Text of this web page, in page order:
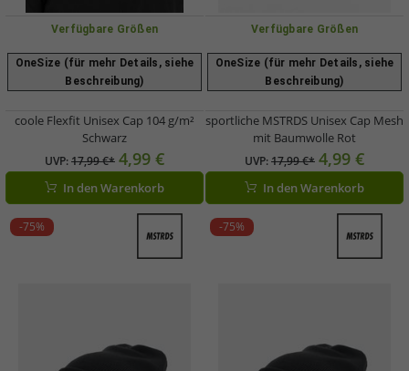
Verfügbare Größen
OneSize (für mehr Details, siehe
Beschreibung)
coole Flexfit Unisex Cap 104 g/m²
Schwarz
UVP:17,99 €* 4,99 €
In den Warenkorb
Verfügbare Größen
OneSize (für mehr Details, siehe
Beschreibung)
sportliche MSTRDS Unisex Cap Mesh
mit Baumwolle Rot
UVP:17,99 €* 4,99 €
In den Warenkorb
-75% -75%